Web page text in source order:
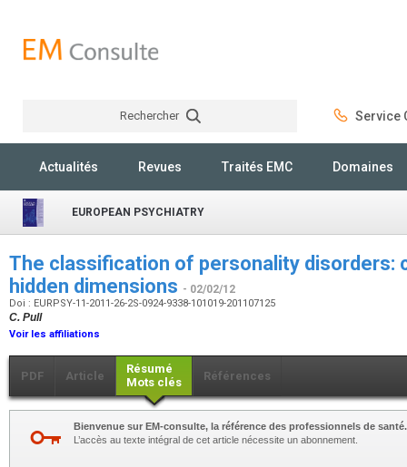
Rechercher Service
Actualités Revues Traités EMC Domaines
EUROPEAN PSYCHIATRY
The classification of personality disorders:
hidden dimensions - 02/02/12
Doi : EURPSY-11-2011-26-2S-0924-9338-101019-201107125
C. Pull
Voir les affiliations
PDF Article
Résumé
Mots clés
Références
Bienvenue sur EM-consulte, la référence des professionnels de santé.
L’accès au texte intégral de cet article nécessite un abonnement.